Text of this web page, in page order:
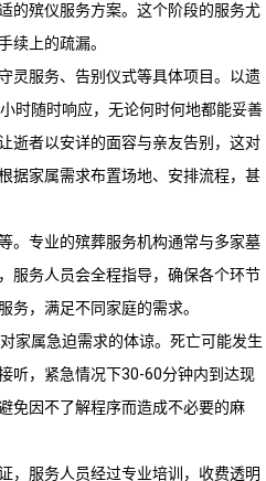
的殡仪服务方案。这个阶段的服务尤
续上的疏漏。
灵服务、告别仪式等具体项目。以遗
时随时响应，无论何时何地都能妥善
逝者以安详的面容与亲友告别，这对
据家属需求布置场地、安排流程，甚
。专业的殡葬服务机构通常与多家墓
服务人员会全程指导，确保各个环节
，满足不同家庭的需求。
家属急迫需求的体谅。死亡可能发生
听，紧急情况下30-60分钟内到达现
免因不了解程序而造成不必要的麻
，服务人员经过专业培训，收费透明